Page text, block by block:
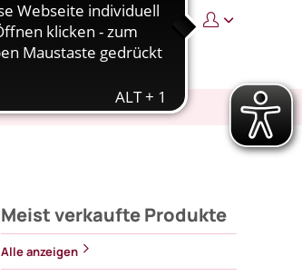
0 0,00 €
Meist verkaufte Produkte
Alle anzeigen